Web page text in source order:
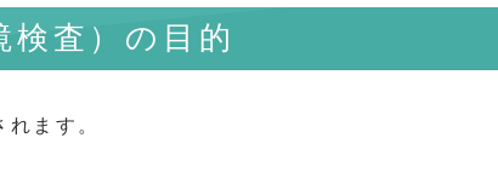
検査）の目的
ます。